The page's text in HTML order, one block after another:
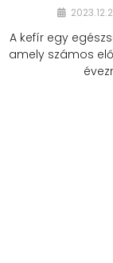
A kefír egy
amely számos